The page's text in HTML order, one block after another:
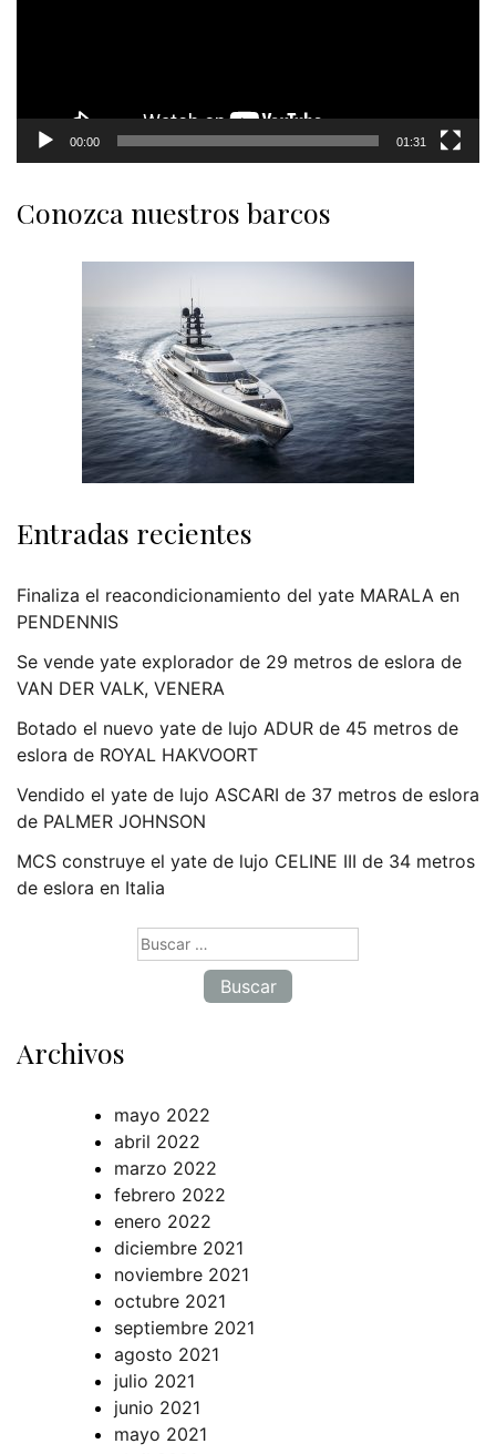
00:00 01:31
Conozca nuestros barcos
Entradas recientes
Finaliza el reacondicionamiento del yate MARALA en
PENDENNIS
Se vende yate explorador de 29 metros de eslora de
VAN DER VALK, VENERA
Botado el nuevo yate de lujo ADUR de 45 metros de
eslora de ROYAL HAKVOORT
Vendido el yate de lujo ASCARI de 37 metros de eslora
de PALMER JOHNSON
MCS construye el yate de lujo CELINE III de 34 metros
de eslora en Italia
Archivos
mayo 2022
abril 2022
marzo 2022
febrero 2022
enero 2022
diciembre 2021
noviembre 2021
octubre 2021
septiembre 2021
agosto 2021
julio 2021
junio 2021
mayo 2021